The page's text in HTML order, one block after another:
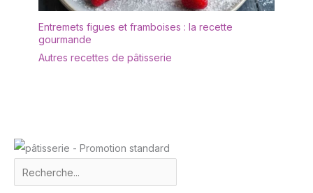
en acier inoxydable de
qualité alimentaire, santé
santé de la famille. Par
chutes, aux chocs et
peuvent être utilisées
période. La surface lisse
Entremets figues et framboises : la recette
gourmande
Autres recettes de pâtisserie